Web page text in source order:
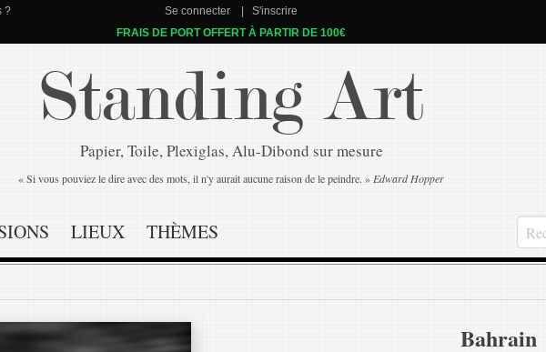
? Se connecter S'inscrire
FRAIS DE PORT OFFERT À PARTIR DE 100€
Standing Art
Papier, Toile, Plexiglas, Alu-Dibond sur mesure
« Si vous pouviez le dire avec des mots, il n'y aurait aucune raison de le peindre. » Edward Hopper
LIEUX THÈMES
Bahrain